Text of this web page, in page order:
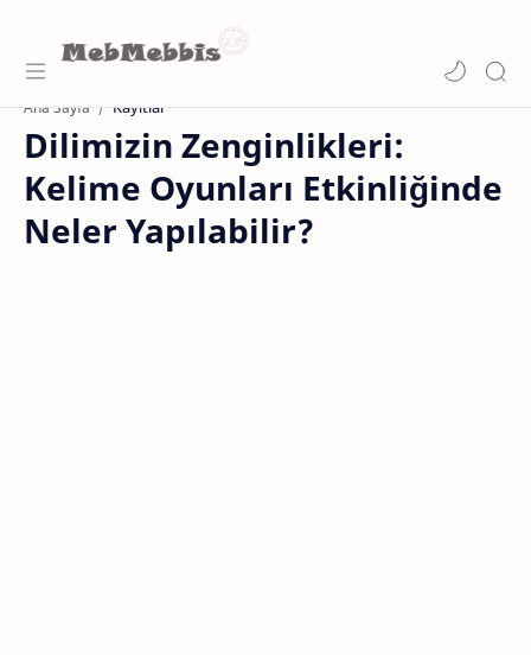
Ana Sayfa Kayıtlar
Dilimizin Zenginlikleri:
Kelime Oyunları Etkinliğinde
Neler Yapılabilir?